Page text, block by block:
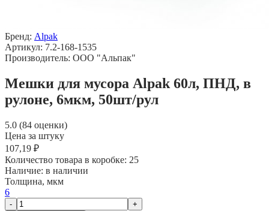
Бренд: Alpak
Артикул: 7.2-168-1535
Производитель: ООО "Альпак"
Мешки для мусора Alpak 60л, ПНД, в
рулоне, 6мкм, 50шт/рул
5.0 (84 оценки)
Цена за штуку
107,19 ₽
Количество товара в коробке: 25
Наличие: в наличии
Толщина, мкм
6
-
+